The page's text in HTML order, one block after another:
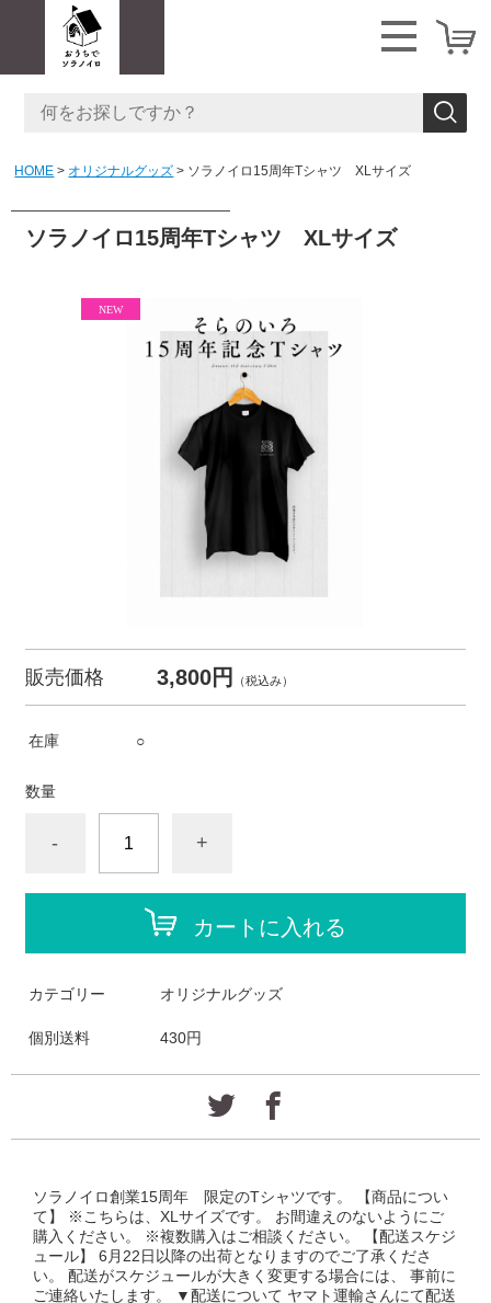
HOME オリジナルグッズ ソラノイロ15周年Tシャツ XLサイズ
ソラノイロ15周年Tシャツ XLサイズ
販売価格 3,800円 （税込み）
在庫 ○
数量
- +
カートに入れる
カテゴリー オリジナルグッズ
個別送料 430円
ソラノイロ創業15周年 限定のTシャツです。 【商品につい
て】 ※こちらは、XLサイズです。 お間違えのないようにご
購入ください。 ※複数購入はご相談ください。 【配送スケジ
ュール】 6月22日以降の出荷となりますのでご了承くださ
い。 配送がスケジュールが大きく変更する場合には、 事前に
ご連絡いたします。 ▼配送について ヤマト運輸さんにて配送